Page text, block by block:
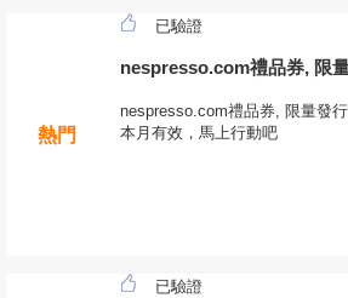
熱門
已驗證
nespresso.com禮品券, 限
nespresso.com禮品券, 限量發
本月有效，馬上行動吧
已驗證